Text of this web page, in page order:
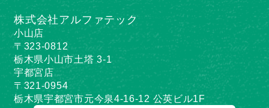
株式会社アルファテック
小山店
〒323-0812
栃木県小山市土塔 3-1
宇都宮店
〒321-0954
栃木県宇都宮市元今泉4-16-12 公英ビル1F